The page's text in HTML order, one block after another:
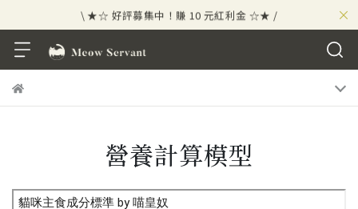
×
\ ★☆ 好評募集中！賺 10 元紅利金 ☆★ /
⟡⣠𝘄𝗲𝗹𝗰𝗼𝗺𝗲 ⁘ 新會員贈 50 元紅利金
\ ★☆ 好評募集中！賺 10 元紅利金 ☆★ /
營養計算模型